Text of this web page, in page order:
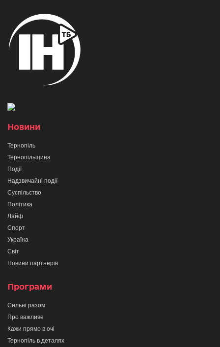
Новини
Тернопіль
Тернопільщина
Події
Надзвичайні події
Суспільство
Політика
Лайф
Спорт
Україна
Світ
Новини партнерів
Програми
Сильні разом
Про важливе
Кажи прямо в очі
Тернопіль в деталях